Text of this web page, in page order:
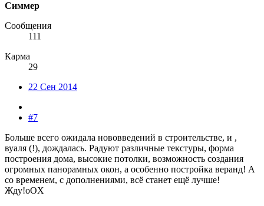
Симмер
Сообщения
111
Карма
29
22 Сен 2014
#7
Больше всего ожидала нововведений в строительстве, и ,
вуаля (!), дождалась. Радуют различные текстуры, форма
построения дома, высокие потолки, возможность создания
огромных панорамных окон, а особенно постройка веранд! А
со временем, с дополнениями, всё станет ещё лучше!
Жду!oOХ